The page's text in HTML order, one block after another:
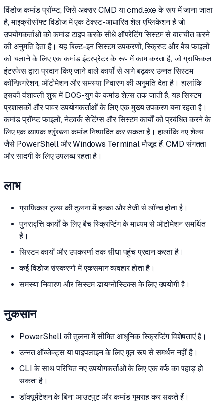
विंडोज कमांड प्रॉम्प्ट, जिसे अक्सर CMD या cmd.exe के रूप में जाना जाता
है, माइक्रोसॉफ्ट विंडोज में एक टेक्स्ट-आधारित शेल एप्लिकेशन है जो
उपयोगकर्ताओं को कमांड टाइप करके सीधे ऑपरेटिंग सिस्टम से बातचीत करने
की अनुमति देता है। यह बिल्ट-इन सिस्टम उपकरणों, स्क्रिप्ट और बैच फाइलों
को चलाने के लिए एक कमांड इंटरप्रेटर के रूप में काम करता है, जो ग्राफिकल
इंटरफेस द्वारा प्रदान किए जाने वाले कार्यों से आगे बढ़कर उन्नत सिस्टम
कॉन्फ़िगरेशन, ऑटोमेशन और समस्या निवारण की अनुमति देता है। हालांकि
इसकी वंशावली शुरू में DOS-युग के कमांड शेल्स तक जाती है, यह सिस्टम
प्रशासकों और पावर उपयोगकर्ताओं के लिए एक मुख्य उपकरण बना रहता है।
कमांड प्रॉम्प्ट फाइलों, नेटवर्क सेटिंग्स और सिस्टम कार्यों को प्रबंधित करने के
लिए एक व्यापक श्रृंखला कमांड निष्पादित कर सकता है। हालांकि नए शेल्स
जैसे PowerShell और Windows Terminal मौजूद हैं, CMD संगतता
और सादगी के लिए उपलब्ध रहता है।
लाभ
ग्राफिकल टूल्स की तुलना में हल्का और तेजी से लॉन्च होता है।
पुनरावृत्ति कार्यों के लिए बैच स्क्रिप्टिंग के माध्यम से ऑटोमेशन समर्थित
है।
सिस्टम कार्यों और उपकरणों तक सीधा पहुंच प्रदान करता है।
कई विंडोज संस्करणों में एकसमान व्यवहार होता है।
समस्या निवारण और सिस्टम डायग्नोस्टिक्स के लिए उपयोगी है।
नुकसान
PowerShell की तुलना में सीमित आधुनिक स्क्रिप्टिंग विशेषताएं हैं।
उन्नत ऑब्जेक्ट्स या पाइपलाइन के लिए मूल रूप से समर्थन नहीं है।
CLI के साथ परिचित नए उपयोगकर्ताओं के लिए एक बर्फ का पहाड़ हो
सकता है।
डॉक्यूमेंटेशन के बिना आउटपुट और कमांड गुमराह कर सकते हैं।